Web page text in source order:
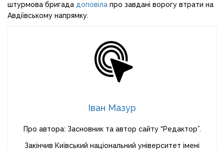
штурмова бригада доповіла про завдані ворогу втрати на
Авдіївському напрямку.
Іван Мазур
Про автора: Засновник та автор сайту “Редактор”.
Закінчив Київський національний університет імені